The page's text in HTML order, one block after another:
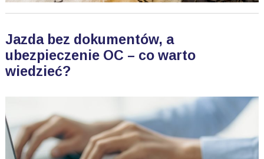
Jazda bez dokumentów, a
ubezpieczenie OC – co warto
wiedzieć?